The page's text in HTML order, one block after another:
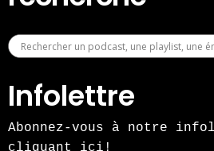
Infolettre
Abonnez-vous à notre
cliquant ici!